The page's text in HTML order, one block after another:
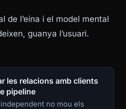
de l’eina i el model mental
guanya l’usuari.
les relacions amb clients
pipeline
no mou els